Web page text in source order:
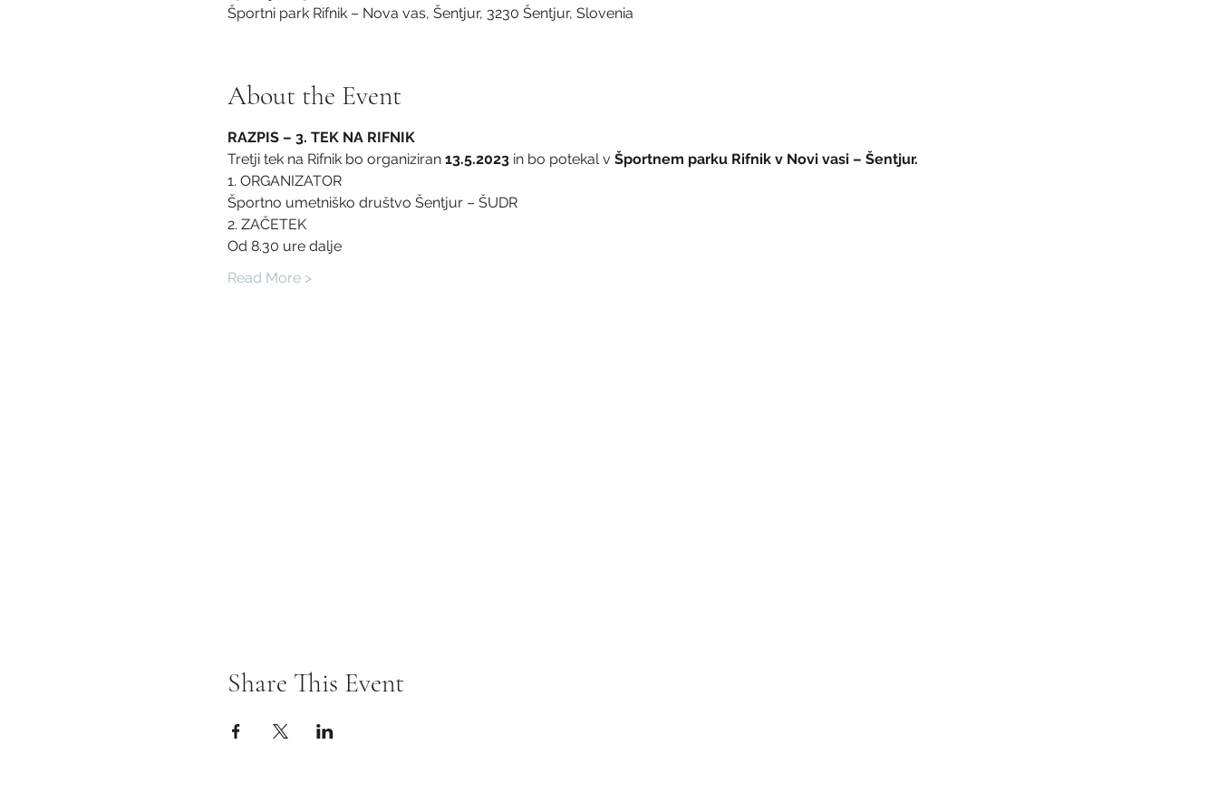
Športni park Rifnik – Nova vas, Šentjur, 3230 Šentjur, Slovenia
About the Event
RAZPIS – 3. TEK NA RIFNIK
Tretji tek na Rifnik bo organiziran 13.5.2023 in bo potekal v Športnem parku Rifnik v Novi vasi – Šentjur.
1. ORGANIZATOR
Športno umetniško društvo Šentjur – ŠUDR
2. ZAČETEK
Od 8.30 ure dalje
Read More >
Share This Event